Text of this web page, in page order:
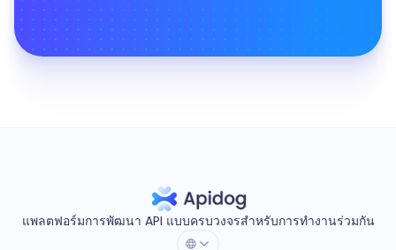
แพลตฟอร์มการพัฒนา API แบบครบวงจรสำหรับการทำงานร่วมกัน